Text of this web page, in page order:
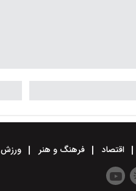
اقتصاد فرهنگ و هنر ورزش